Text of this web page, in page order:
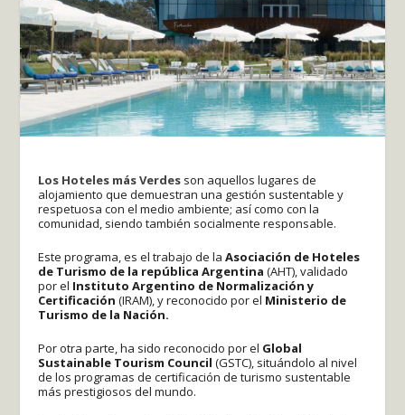
Los Hoteles más Verdes son aquellos lugares de
alojamiento que demuestran una gestión sustentable y
respetuosa con el medio ambiente; así como con la
comunidad, siendo también socialmente responsable.
Este programa, es el trabajo de laAsociación de Hoteles
de Turismo de la república Argentina (AHT), validado
por el Instituto Argentino de Normalización y
Certificación (IRAM), y reconocido por el Ministerio de
Turismo de la Nación.
Por otra parte, ha sido reconocido por el Global
Sustainable Tourism Council (GSTC), situándolo al nivel
de los programas de certificación de turismo sustentable
más prestigiosos del mundo.